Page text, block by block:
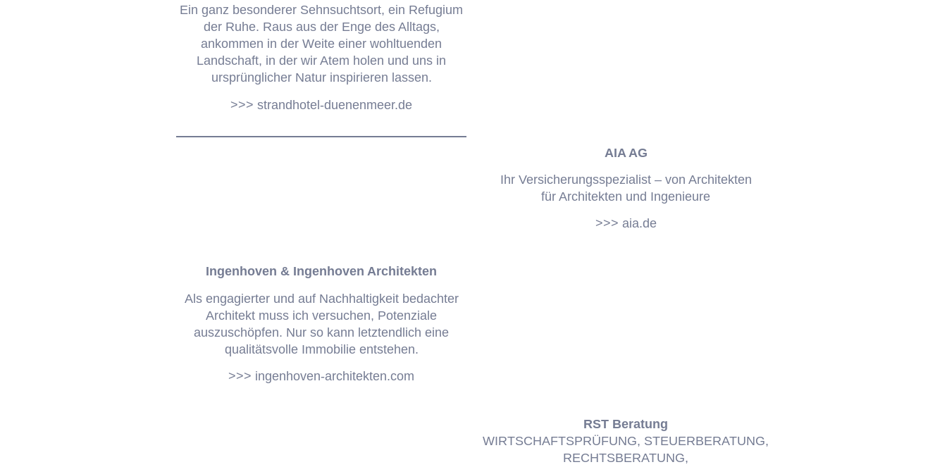
Ein ganz besonderer Sehnsuchtsort, ein Refugium
der Ruhe. Raus aus der Enge des Alltags,
ankommen in der Weite einer wohltuenden
Landschaft, in der wir Atem holen und uns in
ursprünglicher Natur inspirieren lassen.
>>> strandhotel-duenenmeer.de
AIA AG
Ihr Versicherungsspezialist – von Architekten
für Architekten und Ingenieure
>>> aia.de
Ingenhoven & Ingenhoven Architekten
Als engagierter und auf Nachhaltigkeit bedachter
Architekt muss ich versuchen, Potenziale
auszuschöpfen. Nur so kann letztendlich eine
qualitätsvolle Immobilie entstehen.
>>> ingenhoven-architekten.com
RST Beratung
WIRTSCHAFTSPRÜFUNG, STEUERBERATUNG,
RECHTSBERATUNG,